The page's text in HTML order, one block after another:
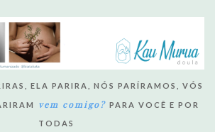
ELA PARIRA, NÓS PARÍRAMOS, VÓS
vem comigo? PARA VOCÊ E POR
TODAS